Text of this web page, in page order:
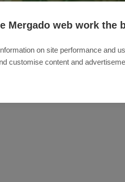
Mergado web work the
on site performance and
customise content and